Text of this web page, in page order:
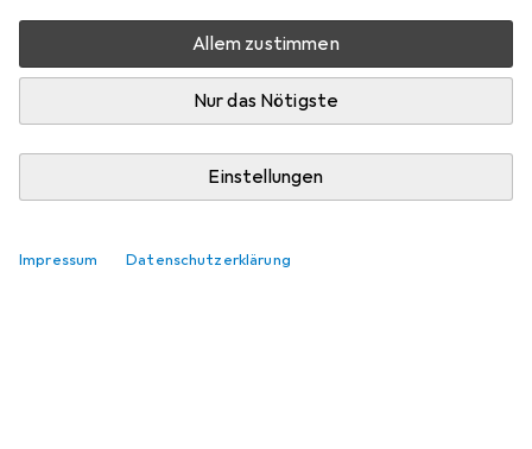
Allem zustimmen
Nur das Nötigste
Einstellungen
Impressum Datenschutzerklärung
vor 6 Jahren
+3
hat dieses Produkt gekauft
Kommentieren